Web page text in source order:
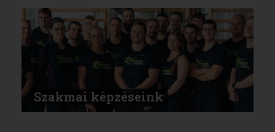
Szakmai képzéseink